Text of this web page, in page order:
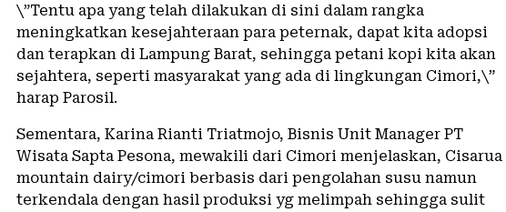
\”Tentu apa yang telah dilakukan di sini dalam rangka
meningkatkan kesejahteraan para peternak, dapat kita adopsi
dan terapkan di Lampung Barat, sehingga petani kopi kita akan
sejahtera, seperti masyarakat yang ada di lingkungan Cimori,\”
harap Parosil.
Sementara, Karina Rianti Triatmojo, Bisnis Unit Manager PT
Wisata Sapta Pesona, mewakili dari Cimori menjelaskan, Cisarua
mountain dairy/cimori berbasis dari pengolahan susu namun
terkendala dengan hasil produksi yg melimpah sehingga sulit